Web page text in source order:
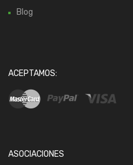
Blog
ACEPTAMOS:
ASOCIACIONES